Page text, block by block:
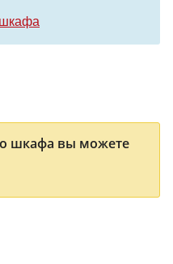
шкафа
шкафа вы можете